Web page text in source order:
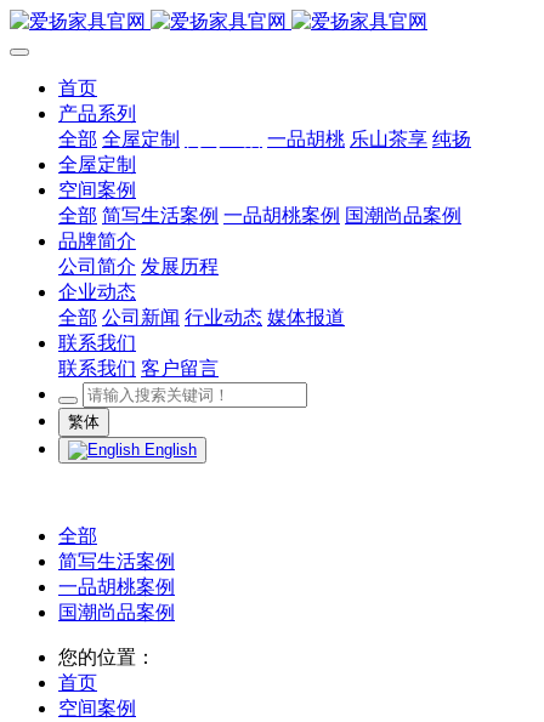
首页
产品系列
全部 全屋定制 一品胡桃 乐山茶享 纯扬
全屋定制
空间案例
全部 简写生活案例 一品胡桃案例 国潮尚品案例
品牌简介
公司简介 发展历程
企业动态
全部 公司新闻 行业动态 媒体报道
联系我们
联系我们 客户留言
繁体
English
全部
简写生活案例
一品胡桃案例
国潮尚品案例
您的位置：
首页
空间案例